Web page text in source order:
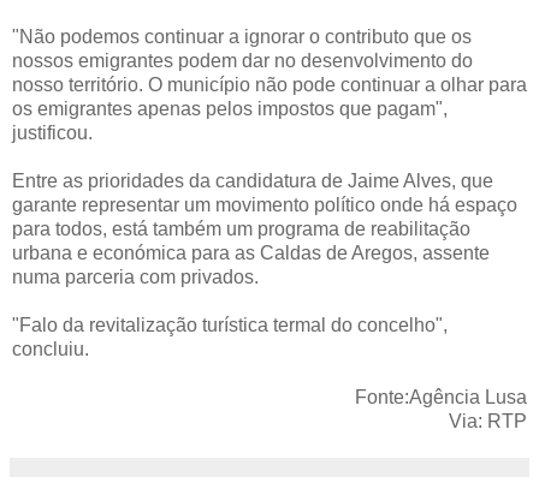
"Não podemos continuar a ignorar o contributo que os
nossos emigrantes podem dar no desenvolvimento do
nosso território. O município não pode continuar a olhar para
os emigrantes apenas pelos impostos que pagam",
justificou.
Entre as prioridades da candidatura de Jaime Alves, que
garante representar um movimento político onde há espaço
para todos, está também um programa de reabilitação
urbana e económica para as Caldas de Aregos, assente
numa parceria com privados.
"Falo da revitalização turística termal do concelho",
concluiu.
Fonte:Agência Lusa
Via: RTP